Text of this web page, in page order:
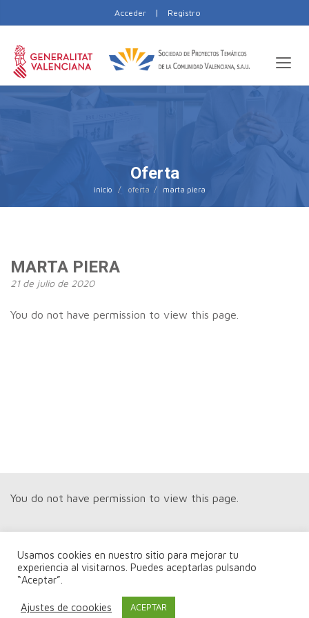
Acceder | Registro
Oferta
inicio marta piera
MARTA PIERA
21 de julio de 2020
You do not have permission to view this page.
You do not have permission to view this page.
You do not have permission to view this page.
Usamos cookies en nuestro sitio para mejorar tu
experiencia al visitarnos. Puedes aceptarlas pulsando
“Aceptar”.
Ajustes de coookies ACEPTAR